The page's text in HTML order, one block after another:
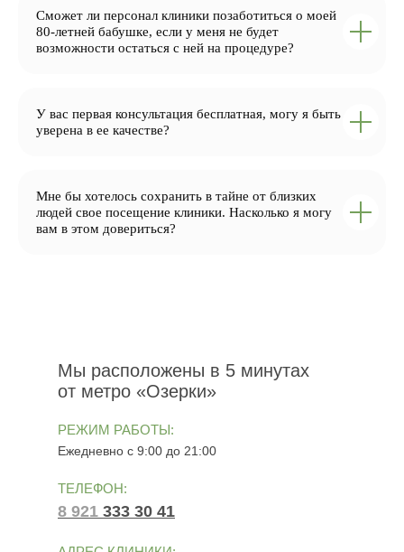
Сможет ли персонал клиники позаботиться о моей
80-летней бабушке, если у меня не будет
возможности остаться с ней на процедуре?
У вас первая консультация бесплатная, могу я быть
уверена в ее качестве?
Мне бы хотелось сохранить в тайне от близких
людей свое посещение клиники. Насколько я могу
вам в этом довериться?
Мы расположены в 5 минутах
от метро «Озерки»
РЕЖИМ РАБОТЫ:
Ежедневно с 9:00 до 21:00
ТЕЛЕФОН:
8 921 333 30 41